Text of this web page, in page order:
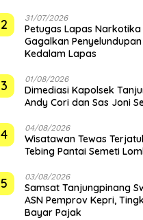
2 31/07/2026
Petugas Lapas
Gagalkan
Kedalam Lapas
3 01/08/2026
Dimediasi Kapolsek
Andy Cori dan Sas Joni
4 04/08/2026
Wisatawan Tewas
Tebing Pantai Semeti
5 03/08/2026
Samsat Tanjungpinang
ASN Pemprov Kepri,
Bayar Pajak